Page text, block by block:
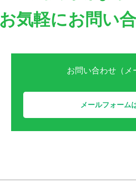
お気軽にお問い
お問い合わせ（メ
メールフォーム